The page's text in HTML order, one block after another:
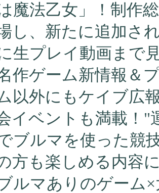
魔法乙女」！制作
し、新たに追加さ
生プレイ動画まで
作ゲーム新情報＆
以外にもケイブ広
イベントも満載！"
ブルマを使った競
方も楽しめる内容
ルマありのゲーム